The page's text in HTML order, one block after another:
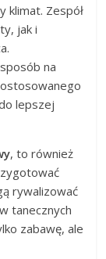
klimat. Zespół
jak i
na
lepszej
, to również
rywalizować
tanecznych
zabawę, ale